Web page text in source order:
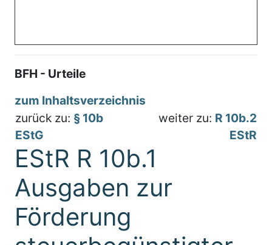
BFH - Urteile
zum Inhaltsverzeichnis
zurück zu: § 10b
EStG
weiter zu: R 10b.2
EStR
EStR R 10b.1
Ausgaben zur
Förderung